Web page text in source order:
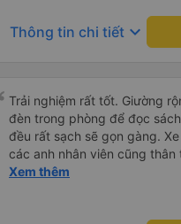
hơn, tôi góp ý nhà xe nên
lặng (tắt âm thanh điện
Tôi vẫn sẽ tiếp tục ủng hộ
Thông tin chi tiết keyboard_arrow_down
Trải nghiệm rất tốt. Giường
đèn trong phòng để đọc
đều rất sạch sẽ gọn gàng.
các anh nhân viên cũng
chuyển về nội thành thành
Xem thêm